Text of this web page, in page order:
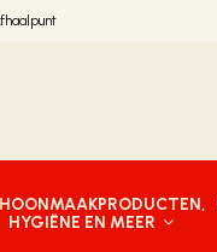
HYGIËNE EN MEER